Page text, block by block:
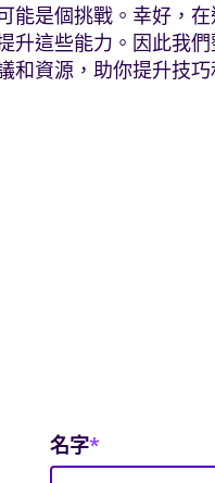
能是個挑戰。幸好，
升這些能力。因此我
和資源，助你提升技
名字*